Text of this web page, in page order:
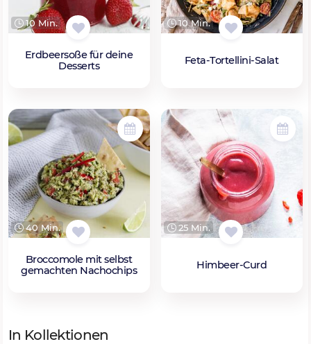
10 Min.
Erdbeersoße für deine
Desserts
10 Min.
Feta-Tortellini-Salat
40 Min.
Broccomole mit selbst
gemachten Nachochips
25 Min.
Himbeer-Curd
In Kollektionen